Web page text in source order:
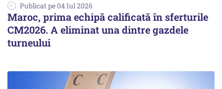
Publicat pe 04 Iul 2026
Maroc, prima echipă calificată în sferturile
CM2026. A eliminat una dintre gazdele
turneului